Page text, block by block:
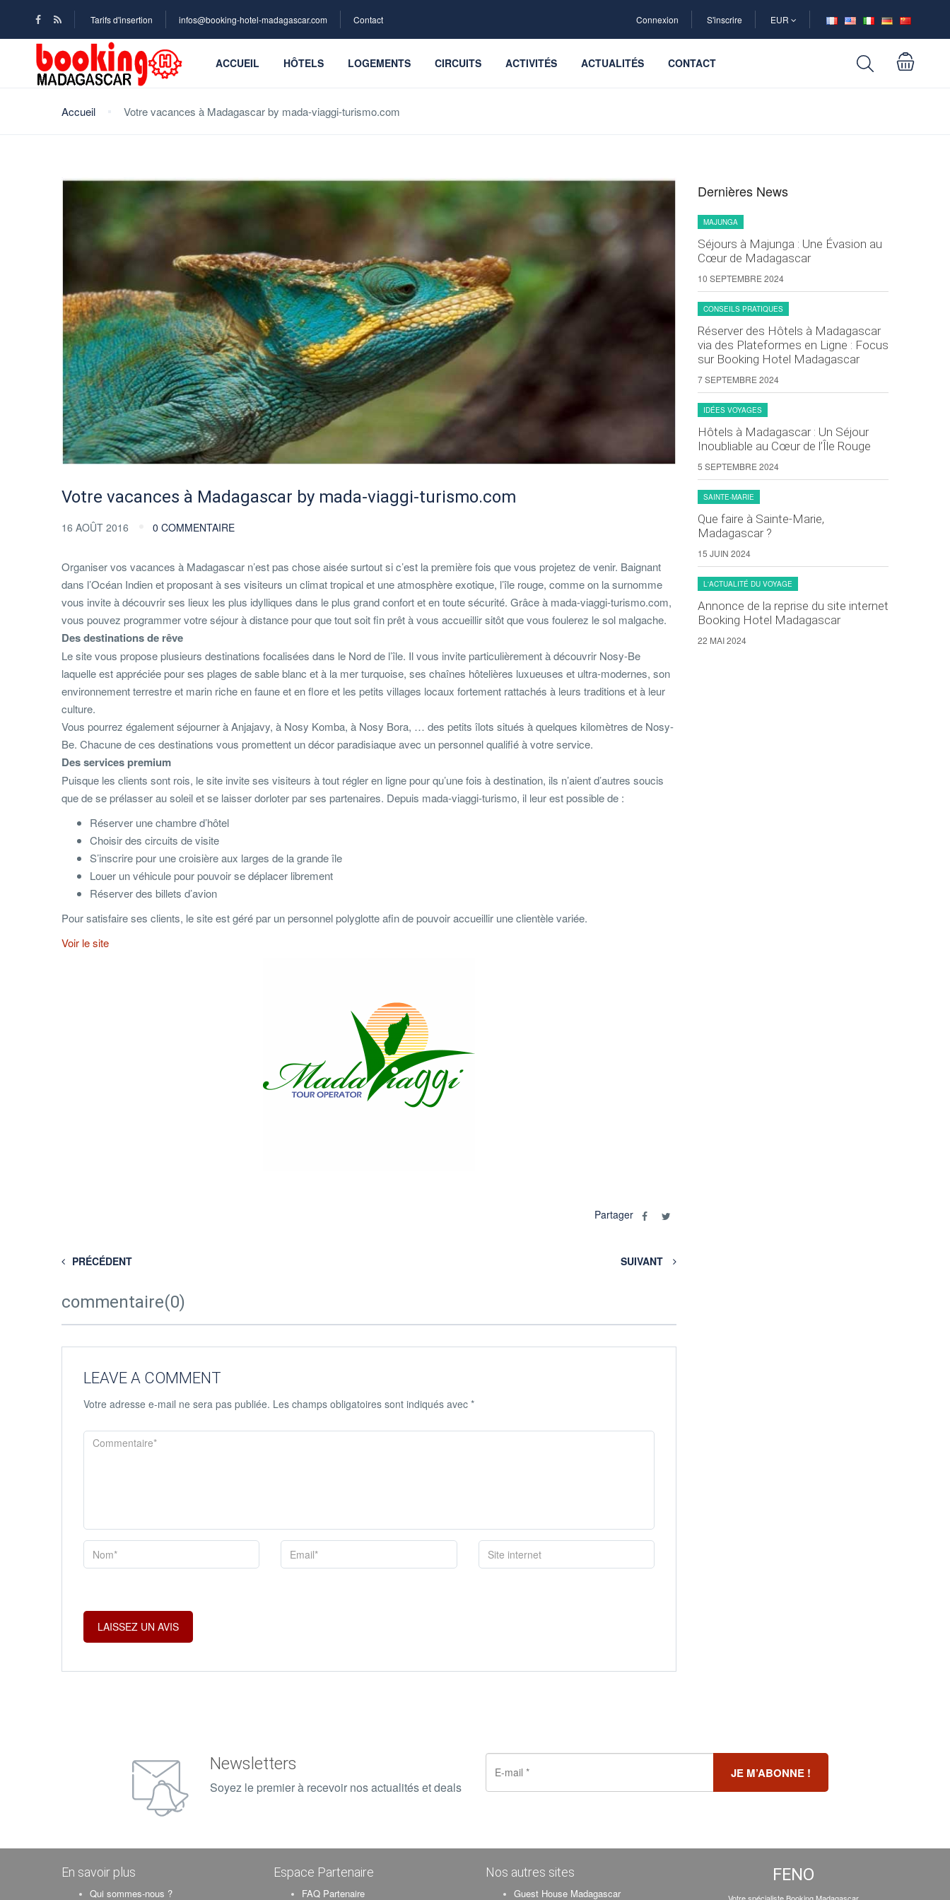
Tarifs d'insertion infos@booking-hotel-madagascar.com Contact Connexion S'inscrire EUR
ACCUEIL HÔTELS LOGEMENTS CIRCUITS ACTIVITÉS ACTUALITÉS CONTACT
Accueil Votre vacances à Madagascar by mada-viaggi-turismo.com
Votre vacances à Madagascar by mada-viaggi-turismo.com
16 AOÛT 2016 0 COMMENTAIRE
Organiser vos vacances à Madagascar n’est pas chose aisée surtout si c’est la première fois que vous projetez de venir. Baignant
dans l’Océan Indien et proposant à ses visiteurs un climat tropical et une atmosphère exotique, l’île rouge, comme on la surnomme
vous invite à découvrir ses lieux les plus idylliques dans le plus grand confort et en toute sécurité. Grâce à mada-viaggi-turismo.com,
vous pouvez programmer votre séjour à distance pour que tout soit fin prêt à vous accueillir sitôt que vous foulerez le sol malgache.
Des destinations de rêve
Le site vous propose plusieurs destinations focalisées dans le Nord de l’île. Il vous invite particulièrement à découvrir Nosy-Be
laquelle est appréciée pour ses plages de sable blanc et à la mer turquoise, ses chaînes hôtelières luxueuses et ultra-modernes, son
environnement terrestre et marin riche en faune et en flore et les petits villages locaux fortement rattachés à leurs traditions et à leur
culture.
Vous pourrez également séjourner à Anjajavy, à Nosy Komba, à Nosy Bora, … des petits îlots situés à quelques kilomètres de Nosy-
Be. Chacune de ces destinations vous promettent un décor paradisiaque avec un personnel qualifié à votre service.
Des services premium
Puisque les clients sont rois, le site invite ses visiteurs à tout régler en ligne pour qu’une fois à destination, ils n’aient d’autres soucis
que de se prélasser au soleil et se laisser dorloter par ses partenaires. Depuis mada-viaggi-turismo, il leur est possible de :
Réserver une chambre d’hôtel
Choisir des circuits de visite
S’inscrire pour une croisière aux larges de la grande île
Louer un véhicule pour pouvoir se déplacer librement
Réserver des billets d’avion
Pour satisfaire ses clients, le site est géré par un personnel polyglotte afin de pouvoir accueillir une clientèle variée.
Voir le site
Partager
PRÉCÉDENT SUIVANT
commentaire(0)
LEAVE A COMMENT
Votre adresse e-mail ne sera pas publiée. Les champs obligatoires sont indiqués avec *
Dernières News
MAJUNGA
Séjours à Majunga : Une Évasion au
Cœur de Madagascar
10 SEPTEMBRE 2024
CONSEILS PRATIQUES
Réserver des Hôtels à Madagascar
via des Plateformes en Ligne : Focus
sur Booking Hotel Madagascar
7 SEPTEMBRE 2024
IDÉES VOYAGES
Hôtels à Madagascar : Un Séjour
Inoubliable au Cœur de l’Île Rouge
5 SEPTEMBRE 2024
SAINTE-MARIE
Que faire à Sainte-Marie,
Madagascar ?
15 JUIN 2024
L'ACTUALITÉ DU VOYAGE
Annonce de la reprise du site internet
Booking Hotel Madagascar
22 MAI 2024
Newsletters
Soyez le premier à recevoir nos actualités et deals
En savoir plus
Qui sommes-nous ?
Espace Partenaire
FAQ Partenaire
Nos autres sites
Guest House Madagascar
FENO
Votre spécialiste Booking Madagascar